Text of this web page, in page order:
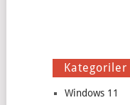
Kategoriler
Windows 11